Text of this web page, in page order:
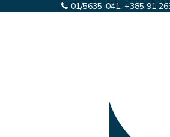
01/5635-041, +385 91